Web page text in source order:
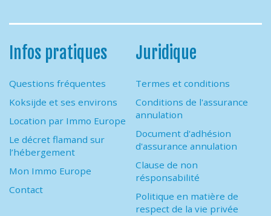
Infos pratiques
Questions fréquentes
Koksijde et ses environs
Location par Immo Europe
Le décret flamand sur
l’hébergement
Mon Immo Europe
Contact
Juridique
Termes et conditions
Conditions de l'assurance
annulation
Document d'adhésion
d'assurance annulation
Clause de non
résponsabilité
Politique en matière de
respect de la vie privée